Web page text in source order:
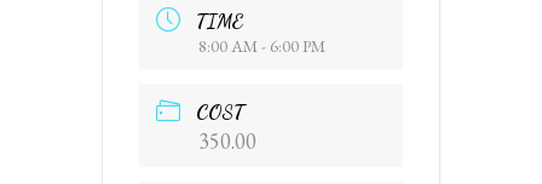
TIME
8:00 AM - 6:00 PM
COST
350.00